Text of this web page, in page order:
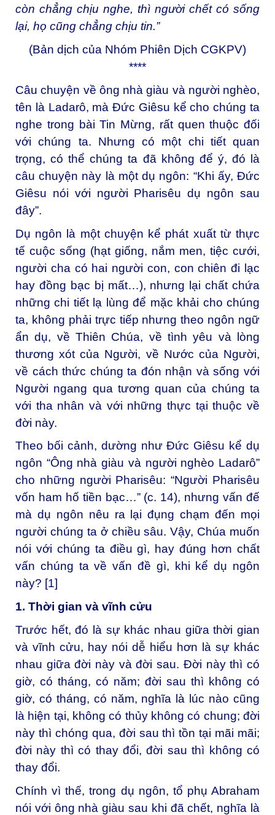
còn chẳng chịu nghe, thì người chết có sống
lại, họ cũng chẳng chịu tin.”
(Bản dịch của Nhóm Phiên Dịch CGKPV)
****
Câu chuyện về ông nhà giàu và người nghèo,
tên là Ladarô, mà Đức Giêsu kể cho chúng ta
nghe trong bài Tin Mừng, rất quen thuộc đối
với chúng ta. Nhưng có một chi tiết quan
trọng, có thể chúng ta đã không để ý, đó là
câu chuyện này là một dụ ngôn: “Khi ấy, Đức
Giêsu nói với người Pharisêu dụ ngôn sau
đây”.
Dụ ngôn là một chuyện kể phát xuất từ thực
tế cuộc sống (hạt giống, nắm men, tiệc cưới,
người cha có hai người con, con chiên đi lạc
hay đồng bạc bị mất…), nhưng lại chất chứa
những chi tiết lạ lùng để mặc khải cho chúng
ta, không phải trực tiếp nhưng theo ngôn ngữ
ẩn dụ, về Thiên Chúa, về tình yêu và lòng
thương xót của Người, về Nước của Người,
về cách thức chúng ta đón nhận và sống với
Người ngang qua tương quan của chúng ta
với tha nhân và với những thực tại thuộc về
đời này.
Theo bối cảnh, dường như Đức Giêsu kể dụ
ngôn “Ông nhà giàu và người nghèo Ladarô”
cho những người Pharisêu: “Người Pharisêu
vốn ham hố tiền bạc…” (c. 14), nhưng vấn đế
mà dụ ngôn nêu ra lại đụng chạm đến mọi
người chúng ta ở chiều sâu. Vậy, Chúa muốn
nói với chúng ta điều gì, hay đúng hơn chất
vấn chúng ta về vấn đề gì, khi kể dụ ngôn
này? [1]
1. Thời gian và vĩnh cửu
Trước hết, đó là sự khác nhau giữa thời gian
và vĩnh cửu, hay nói dễ hiểu hơn là sự khác
nhau giữa đời này và đời sau. Đời này thì có
giờ, có tháng, có năm; đời sau thì không có
giờ, có tháng, có năm, nghĩa là lúc nào cũng
là hiện tại, không có thủy không có chung; đời
này thì chóng qua, đời sau thì tồn tại mãi mãi;
đời này thì có thay đổi, đời sau thì không có
thay đổi.
Chính vì thế, trong dụ ngôn, tổ phụ Abraham
nói với ông nhà giàu sau khi đã chết, nghĩa là